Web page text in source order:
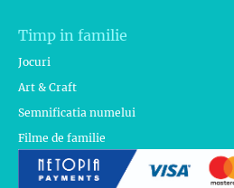
Timp in familie
Jocuri
Art & Craft
Semnificatia numelui
Filme de familie